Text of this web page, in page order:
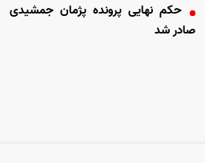
حکم نهایی پرونده پژمان جمشیدی
صادر شد